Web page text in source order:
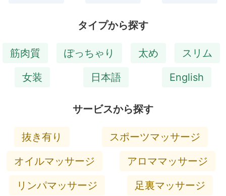
タイプから探す
筋肉質 ぽっちゃり 太め
スリム
女装
日本語 English
サービスから探す
抜き有り
スポーツマッサージ
オイルマッサージ
アロママッサージ
リンパマッサージ
足裏マッサージ